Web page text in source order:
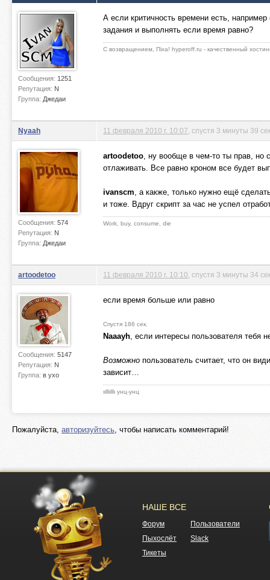
Сообщения: 1251
Репутация: N
Группа: Джедаи
А если критичность времени есть,
задания и выполнять если время равно?
С возвращением, Пiха! hyperoff.ru - качественный
Nyaah
Сообщения: 574
Репутация: N
Группа: Джедаи
11 февраля 2010 г. 10:07 , спустя 3 минуты 39
artoodetoo, ну вообще в чем-то ты прав, но
отлаживать. Все равно кроном все будет
ivanscm, а какже, только нужно ещё
и тоже. Вдруг скрипт за час не успел
Work, buy, consume, die
artoodetoo
Сообщения: 5147
Репутация: N
Группа: в ухо
11 февраля 2010 г. 10:10 , спустя 3 минуты 34
если время больше или равно
Спустя 186 сек.
Naaayh, если интересы пользователя тебя
Возможно пользователь считает, что он
зависит…
ιιlllιlllι унц-унц
Пожалуйста, авторизуйтесь, чтобы написать комментарий!
НАШЕ ВСЕ
Форум
Пользователи
Пыхослёт
Slack
Тикеты